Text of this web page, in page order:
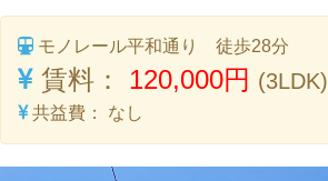
モノレール平和通り 徒歩28分
賃料： 120,000円 (3LDK)
共益費： なし